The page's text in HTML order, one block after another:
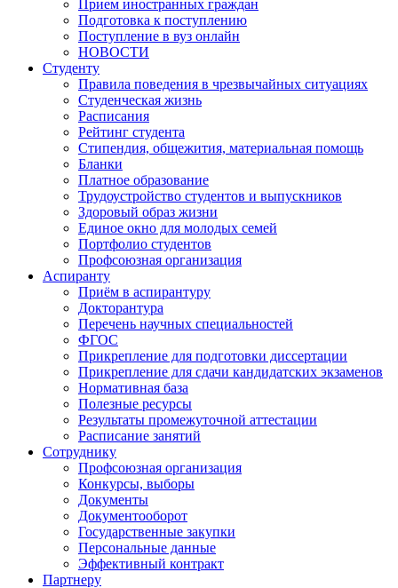
Прием иностранных граждан
Подготовка к поступлению
Поступление в вуз онлайн
НОВОСТИ
Студенту
Правила поведения в чрезвычайных ситуациях
Студенческая жизнь
Расписания
Рейтинг студента
Стипендия, общежития, материальная помощь
Бланки
Платное образование
Трудоустройство студентов и выпускников
Здоровый образ жизни
Единое окно для молодых семей
Портфолио студентов
Профсоюзная организация
Аспиранту
Приём в аспирантуру
Докторантура
Перечень научных специальностей
ФГОС
Прикрепление для подготовки диссертации
Прикрепление для сдачи кандидатских экзаменов
Нормативная база
Полезные ресурсы
Результаты промежуточной аттестации
Расписание занятий
Сотруднику
Профсоюзная организация
Конкурсы, выборы
Документы
Документооборот
Государственные закупки
Персональные данные
Эффективный контракт
Партнеру